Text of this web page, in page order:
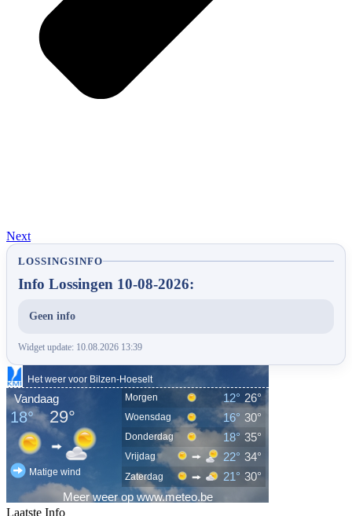
Next
LOSSINGSINFO
Info Lossingen 10-08-2026:
Geen info
Widget update: 10.08.2026 13:39
Laatste Info